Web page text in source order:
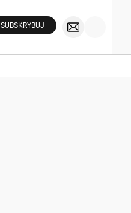
SUBSKRYBUJ